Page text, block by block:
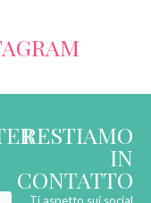
RESTIAMO
IN
CONTATTO
Ti aspetto sui social